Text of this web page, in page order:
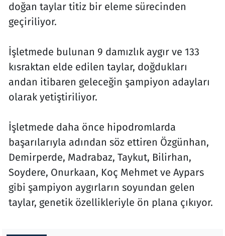
doğan taylar titiz bir eleme sürecinden
geçiriliyor.
İşletmede bulunan 9 damızlık aygır ve 133
kısraktan elde edilen taylar, doğdukları
andan itibaren geleceğin şampiyon adayları
olarak yetiştiriliyor.
İşletmede daha önce hipodromlarda
başarılarıyla adından söz ettiren Özgünhan,
Demirperde, Madrabaz, Taykut, Bilirhan,
Soydere, Onurkaan, Koç Mehmet ve Aypars
gibi şampiyon aygırların soyundan gelen
taylar, genetik özellikleriyle ön plana çıkıyor.